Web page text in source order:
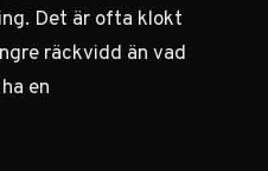
Det är ofta klokt
räckvidd än vad
en